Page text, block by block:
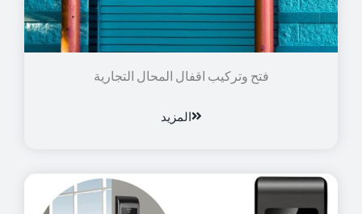
فتح وتركيب اقفال المحال التجارية
المزيد